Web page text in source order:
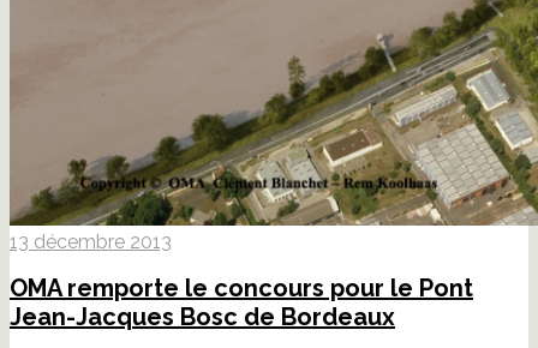
13 décembre 2013
OMA remporte le concours pour le Pont
Jean-Jacques Bosc de Bordeaux